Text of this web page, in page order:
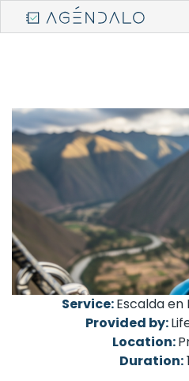
Service:Escalda
Provided by:
Location:
Duration: